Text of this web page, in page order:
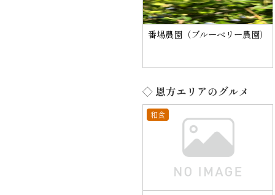
番場農園（ブルーベリー農園）
◇ 恩方エリアのグルメ
和食